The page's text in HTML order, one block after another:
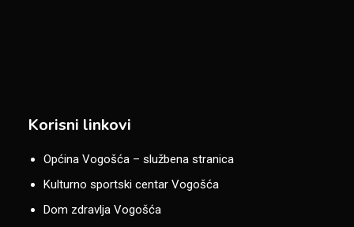
Korisni linkovi
Općina Vogošća – službena stranica
Kulturno sportski centar Vogošća
Dom zdravlja Vogošća